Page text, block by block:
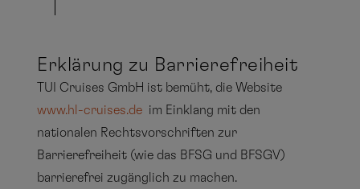
Erklärung zu Barrierefreiheit
TUI Cruises GmbH ist bemüht, die Website
www.hl-cruises.de im Einklang mit den
nationalen Rechtsvorschriften zur
Barrierefreiheit (wie das BFSG und BFSGV)
barrierefrei zugänglich zu machen.